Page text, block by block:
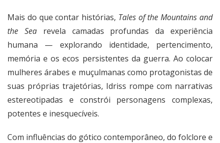
Mais do que contar histórias, Tales of the Mountains and
the Searevela camadas profundas da experiência
humana — explorando identidade, pertencimento,
memória e os ecos persistentes da guerra. Ao colocar
mulheres árabes e muçulmanas como protagonistas de
suas próprias trajetórias, Idriss rompe com narrativas
estereotipadas e constrói personagens complexas,
potentes e inesquecíveis.
Com influências do gótico contemporâneo, do folclore e